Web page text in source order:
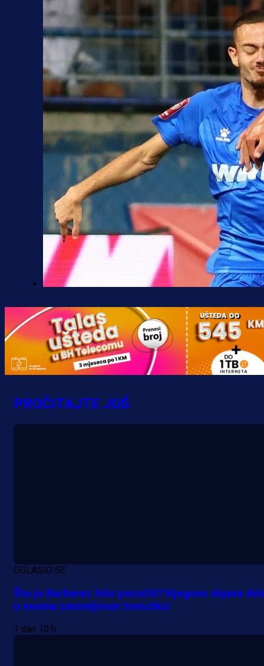
Željo uprkos svim problemima
krenuo pobjedom: Plavi slavili na
Grbavici!
PROČITAJTE JOŠ
OGLASIO SE
Šta je Barbarez htio poručiti? Njegova objava
u veoma zanimljivom trenutku!
1 dan 10 h